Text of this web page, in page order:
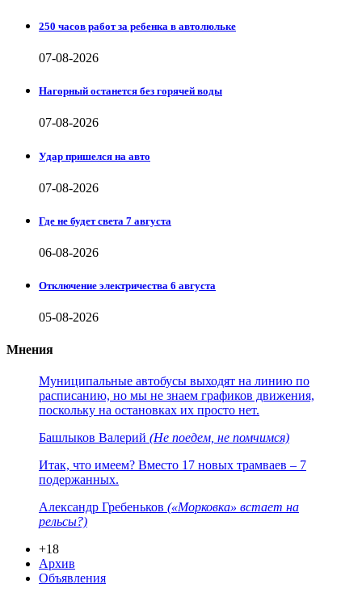
250 часов работ за ребенка в автолюльке
07-08-2026
Нагорный останется без горячей воды
07-08-2026
Удар пришелся на авто
07-08-2026
Где не будет света 7 августа
06-08-2026
Отключение электричества 6 августа
05-08-2026
Мнения
Муниципальные автобусы выходят на линию по
расписанию, но мы не знаем графиков движения,
поскольку на остановках их просто нет.
Башлыков Валерий (Не поедем, не помчимся)
Итак, что имеем? Вместо 17 новых трамваев – 7
подержанных.
Александр Гребеньков («Морковка» встает на
рельсы?)
+18
Архив
Объявления